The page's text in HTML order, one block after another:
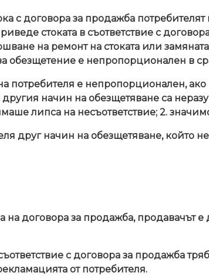
с договора за продажба
стоката в съответствие с
на ремонт на стоката или замяната
обезщетение е непропорционален в
потребителя е непропорционален, ако
начин на обезщетяване са
липса на несъответствие; 2.
друг начин на обезщетяване, който
на договора за продажба, продавачът
с договора за продажба
от потребителя.